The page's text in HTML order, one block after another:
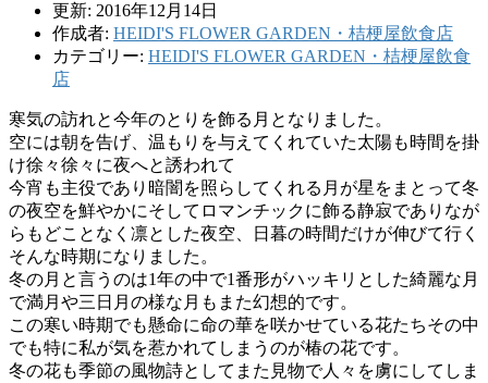
更新: 2016年12月14日
作成者: HEIDI'S FLOWER GARDEN・桔梗屋飲食店
カテゴリー: HEIDI'S FLOWER GARDEN・桔梗屋飲食
店
寒気の訪れと今年のとりを飾る月となりました。
空には朝を告げ、温もりを与えてくれていた太陽も時間を掛
け徐々徐々に夜へと誘われて
今宵も主役であり暗闇を照らしてくれる月が星をまとって冬
の夜空を鮮やかにそしてロマンチックに飾る静寂でありなが
らもどことなく凛とした夜空、日暮の時間だけが伸びて行く
そんな時期になりました。
冬の月と言うのは1年の中で1番形がハッキリとした綺麗な月
で満月や三日月の様な月もまた幻想的です。
この寒い時期でも懸命に命の華を咲かせている花たちその中
でも特に私が気を惹かれてしまうのが椿の花です。
冬の花も季節の風物詩としてまた見物で人々を虜にしてしま